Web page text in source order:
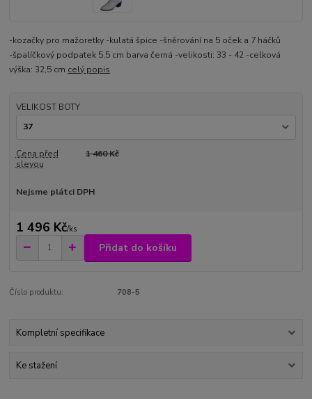
-kozačky pro mažoretky -kulatá špice -šněrování na 5 oček a 7 háčků
-špalíčkový podpatek 5,5 cm barva černá -velikosti: 33 - 42 -celková
výška: 32,5 cm celý popis
VELIKOST BOTY
Cena před
slevou
1 460 Kč
Nejsme plátci DPH
1 496 Kč/ks
Přidat do košíku
Číslo produktu: 708-5
Kompletní specifikace
Ke stažení